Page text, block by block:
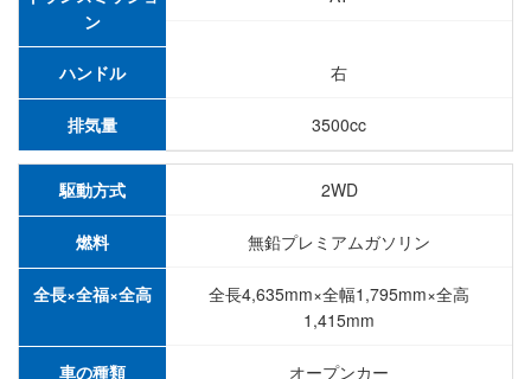
ン
ハンドル 右
排気量 3500cc
駆動方式 2WD
燃料 無鉛プレミアムガソリン
全長×全福×全高
全長4,635mm×全幅1,795mm×全高
1,415mm
車の種類 オープンカー